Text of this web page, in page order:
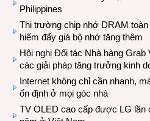
Philippines
Thị trường chip nhớ DRAM
hiếm đẩy giá bộ nhớ tăng thêm
Hội nghị Đối tác Nhà hàng
các giải pháp tăng trưởng kinh
Internet không chỉ cần nhanh,
ổn định ở mọi góc nhà
TV OLED cao cấp được LG lần